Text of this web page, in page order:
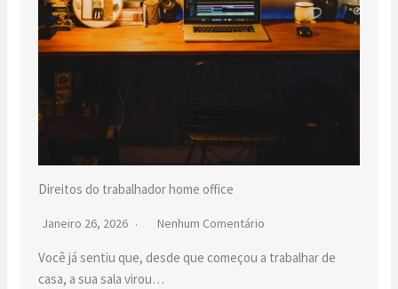
Direitos do trabalhador home office
Janeiro 26, 2026 Nenhum Comentário
Você já sentiu que, desde que começou a trabalhar de
casa, a sua sala virou…